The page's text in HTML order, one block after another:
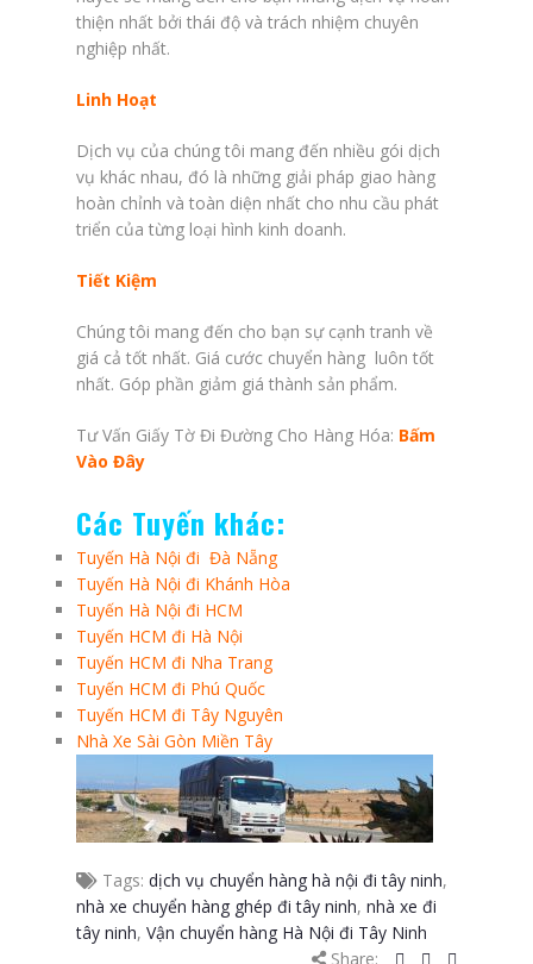
thiện nhất bởi thái độ và trách nhiệm chuyên
nghiệp nhất.
Linh Hoạt
Dịch vụ của chúng tôi mang đến nhiều gói dịch
vụ khác nhau, đó là những giải pháp giao hàng
hoàn chỉnh và toàn diện nhất cho nhu cầu phát
triển của từng loại hình kinh doanh.
Tiết Kiệm
Chúng tôi mang đến cho bạn sự cạnh tranh về
giá cả tốt nhất. Giá cước chuyển hàng luôn tốt
nhất. Góp phần giảm giá thành sản phẩm.
Tư Vấn Giấy Tờ Đi Đường Cho Hàng Hóa: Bấm
Vào Đây
Các Tuyến khác:
Tuyến Hà Nội đi Đà Nẵng
Tuyến Hà Nội đi Khánh Hòa
Tuyến Hà Nội đi HCM
Tuyến HCM đi Hà Nội
Tuyến HCM đi Nha Trang
Tuyến HCM đi Phú Quốc
Tuyến HCM đi Tây Nguyên
Nhà Xe Sài Gòn Miền Tây
Tags: dịch vụ chuyển hàng hà nội đi tây ninh,
nhà xe chuyển hàng ghép đi tây ninh, nhà xe đi
tây ninh, Vận chuyển hàng Hà Nội đi Tây Ninh
Share: